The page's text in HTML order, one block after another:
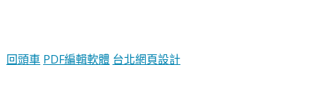
回頭車 PDF編輯軟體 台北網頁設計